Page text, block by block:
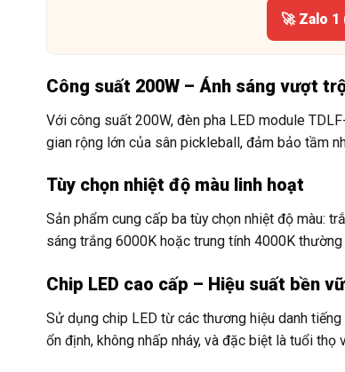
🚀 Zalo
Công suất 200W – Ánh sáng vượt
Với công suất 200W, đèn pha LED module
gian rộng lớn của sân pickleball, đảm bảo tầm
Tùy chọn nhiệt độ màu linh hoạt
Sản phẩm cung cấp ba tùy chọn nhiệt độ màu:
sáng trắng 6000K hoặc trung tính 4000K
Chip LED cao cấp – Hiệu suất bền
Sử dụng chip LED từ các thương hiệu danh
ổn định, không nhấp nháy, và đặc biệt là tuổi